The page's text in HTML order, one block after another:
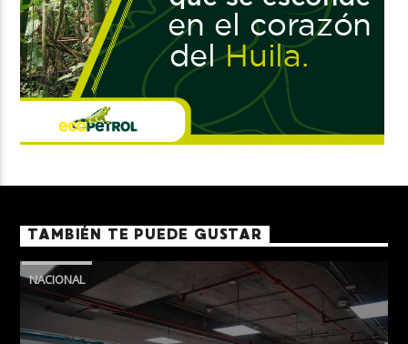
TAMBIÉN TE PUEDE GUSTAR
NACIONAL